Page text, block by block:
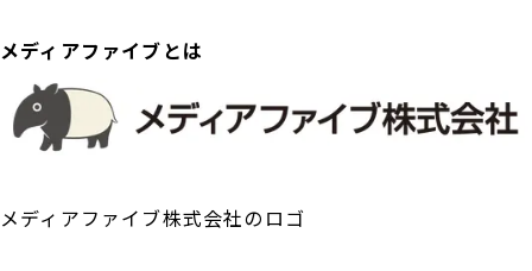
メディアファイブとは
メディアファイブ株式会社のロゴ